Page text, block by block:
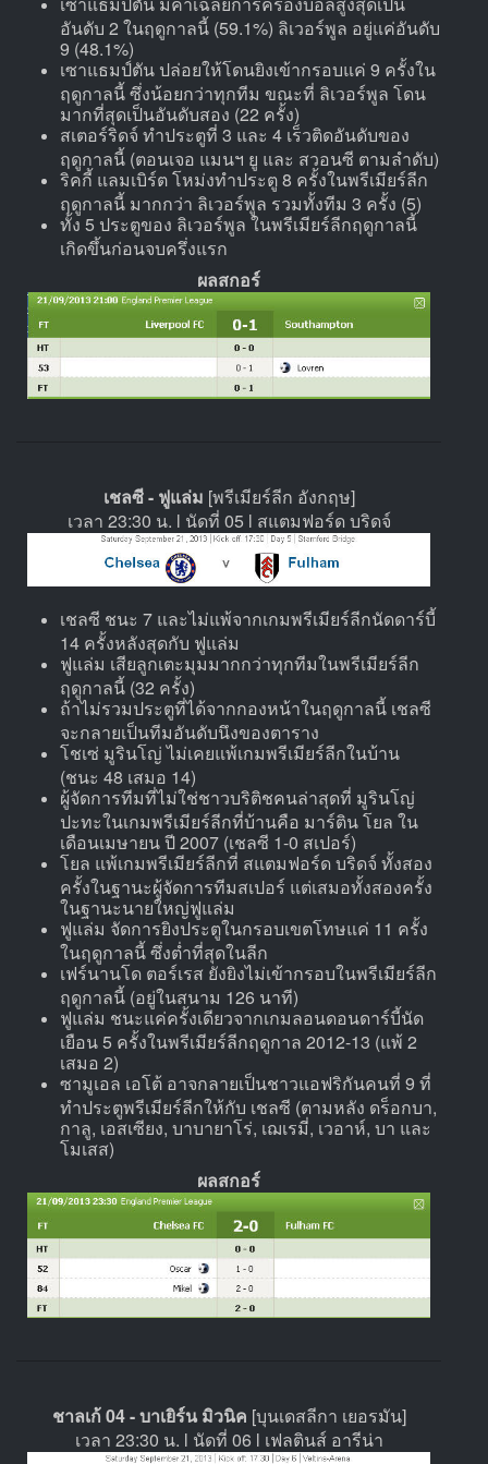
อันดับ 2 ในฤดูกาลนี้ (59.1%) ลิเวอร์พูล อยู่แค่อันดับ
9 (48.1%)
เซาแธมป์ตัน ปล่อยให้โดนยิงเข้ากรอบแค่ 9 ครั้งใน
ฤดูกาลนี้ ซึ่งน้อยกว่าทุกทีม ขณะที่ ลิเวอร์พูล โดน
มากที่สุดเป็นอันดับสอง (22 ครั้ง)
สเตอร์ริดจ์ ทำประตูที่ 3 และ 4 เร็วติดอันดับของ
ฤดูกาลนี้ (ตอนเจอ แมนฯ ยู และ สวอนซี ตามลำดับ)
ริคกี้ แลมเบิร์ต โหม่งทำประตู 8 ครั้งในพรีเมียร์ลีก
ฤดูกาลนี้ มากกว่า ลิเวอร์พูล รวมทั้งทีม 3 ครั้ง (5)
ทั้ง 5 ประตูของ ลิเวอร์พูล ในพรีเมียร์ลีกฤดูกาลนี้
เกิดขึ้นก่อนจบครึ่งแรก
ผลสกอร์
เชลซี - ฟูแล่ม [พรีเมียร์ลีก อังกฤษ]
เวลา 23:30 น. l นัดที่ 05 l สแตมฟอร์ด บริดจ์
เชลซี ชนะ 7 และไม่แพ้จากเกมพรีเมียร์ลีกนัดดาร์บี้
14 ครั้งหลังสุดกับ ฟูแล่ม
ฟูแล่ม เสียลูกเตะมุมมากกว่าทุกทีมในพรีเมียร์ลีก
ฤดูกาลนี้ (32 ครั้ง)
ถ้าไม่รวมประตูที่ได้จากกองหน้าในฤดูกาลนี้ เชลซี
จะกลายเป็นทีมอันดับนึงของตาราง
โชเซ่ มูรินโญ่ ไม่เคยแพ้เกมพรีเมียร์ลีกในบ้าน
(ชนะ 48 เสมอ 14)
ผู้จัดการทีมที่ไม่ใช่ชาวบริติชคนล่าสุดที่ มูรินโญ่
ปะทะในเกมพรีเมียร์ลีกที่บ้านคือ มาร์ติน โยล ใน
เดือนเมษายน ปี 2007 (เชลซี 1-0 สเปอร์)
โยล แพ้เกมพรีเมียร์ลีกที่ สแตมฟอร์ด บริดจ์ ทั้งสอง
ครั้งในฐานะผู้จัดการทีมสเปอร์ แต่เสมอทั้งสองครั้ง
ในฐานะนายใหญ่ฟูแล่ม
ฟูแล่ม จัดการยิงประตูในกรอบเขตโทษแค่ 11 ครั้ง
ในฤดูกาลนี้ ซึ่งต่ำที่สุดในลีก
เฟร์นานโด ตอร์เรส ยังยิงไม่เข้ากรอบในพรีเมียร์ลีก
ฤดูกาลนี้ (อยู่ในสนาม 126 นาที)
ฟูแล่ม ชนะแค่ครั้งเดียวจากเกมลอนดอนดาร์บี้นัด
เยือน 5 ครั้งในพรีเมียร์ลีกฤดูกาล 2012-13 (แพ้ 2
เสมอ 2)
ซามูเอล เอโต้ อาจกลายเป็นชาวแอฟริกันคนที่ 9 ที่
ทำประตูพรีเมียร์ลีกให้กับ เชลซี (ตามหลัง ดร็อกบา,
กาลู, เอสเซียง, บาบายาโร่, เฌเรมี่, เวอาห์, บา และ
โมเสส)
ผลสกอร์
ชาลเก้ 04 - บาเยิร์น มิวนิค [บุนเดสลีกา เยอรมัน]
เวลา 23:30 น. l นัดที่ 06 l เฟลตินส์ อารีน่า